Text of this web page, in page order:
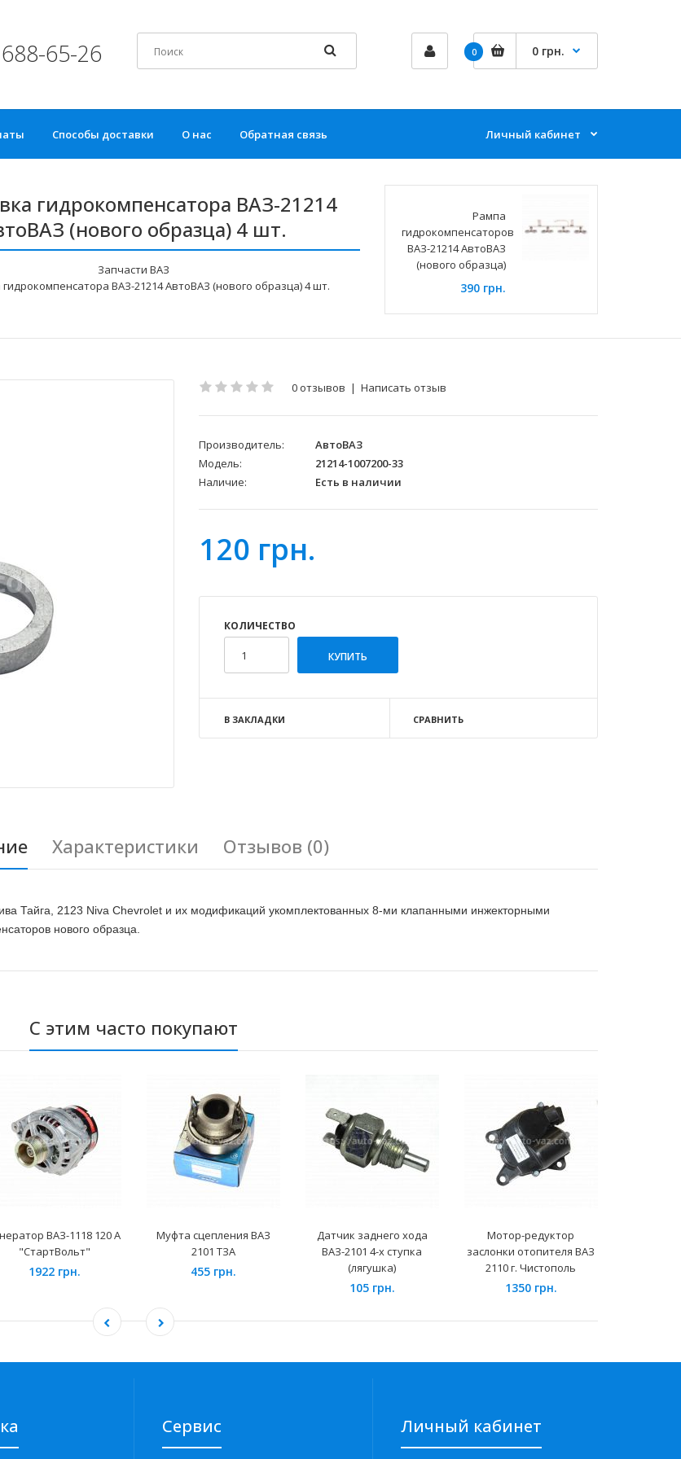
65-26 0 0 грн.
Способы доставки О нас Обратная связь Личный кабинет
гидрокомпенсатора ВАЗ-21214
(нового образца) 4 шт.
Запчасти ВАЗ
ВАЗ-21214 АвтоВАЗ (нового образца) 4 шт.
Рампа
гидрокомпенсаторов
ВАЗ-21214 АвтоВАЗ
(нового образца)
390 грн.
0 отзывов | Написать отзыв
Производитель:
АвтоВАЗ
Модель:
21214-1007200-33
Наличие:
Есть в наличии
120 грн.
КОЛИЧЕСТВО
В ЗАКЛАДКИ СРАВНИТЬ
Характеристики Отзывов (0)
Тайга, 2123 Niva Chevrolet и их модификаций укомплектованных 8-ми клапанными инжекторными
нового образца.
С этим часто покупают
ВАЗ-1118 120 А
"СтартВольт"
1922 грн.
Муфта сцепления ВАЗ
2101 ТЗА
455 грн.
Датчик заднего хода
ВАЗ-2101 4-х ступка
(лягушка)
105 грн.
Мотор-редуктор
заслонки отопителя ВАЗ
2110 г. Чистополь
1350 грн.
Сервис Личный кабинет